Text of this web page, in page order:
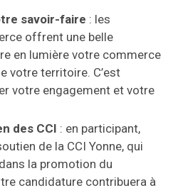
savoir-faire : les
offrent une belle
en lumière votre commerce
votre territoire. C’est
votre engagement et votre
des CCI : en participant,
de la CCI Yonne, qui
la promotion du
candidature contribuera à